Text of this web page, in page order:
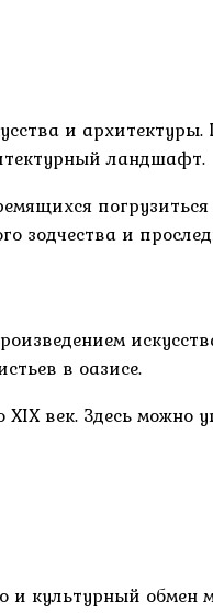
и архитектуры.
ландшафт.
зодчества и
в оазисе.
век. Здесь можно
и культурный обмен